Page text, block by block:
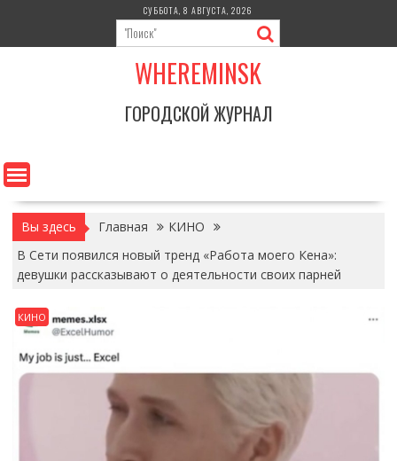
содержимому
СУББОТА, 8 АВГУСТА, 2026
WHEREMINSK
ГОРОДСКОЙ ЖУРНАЛ
Вы здесь Главная
КИНО
В Сети появился новый тренд «Работа моего Кена»:
девушки рассказывают о деятельности своих парней
КИНО